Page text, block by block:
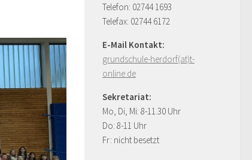
Telefon: 02744 1693
Telefax: 02744 6172
E-Mail Kontakt:
grundschule-herdorf(at)t-
online.de
Sekretariat:
Mo, Di, Mi: 8-11.30 Uhr
Do: 8-11 Uhr
Fr: nicht besetzt